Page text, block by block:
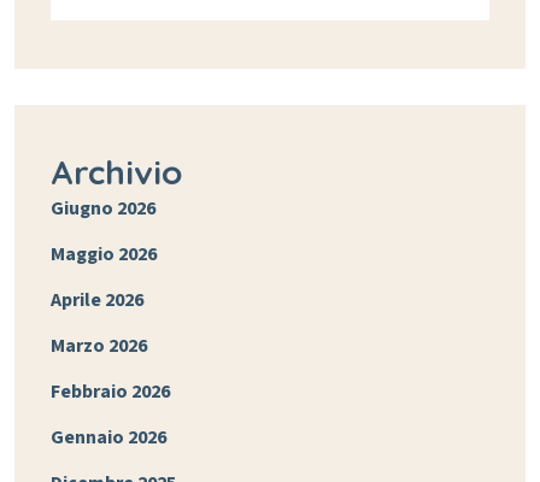
Archivio
Giugno 2026
Maggio 2026
Aprile 2026
Marzo 2026
Febbraio 2026
Gennaio 2026